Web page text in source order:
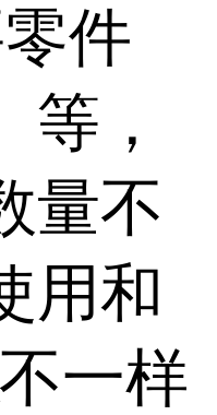
件
等，
量不
用和
不一样